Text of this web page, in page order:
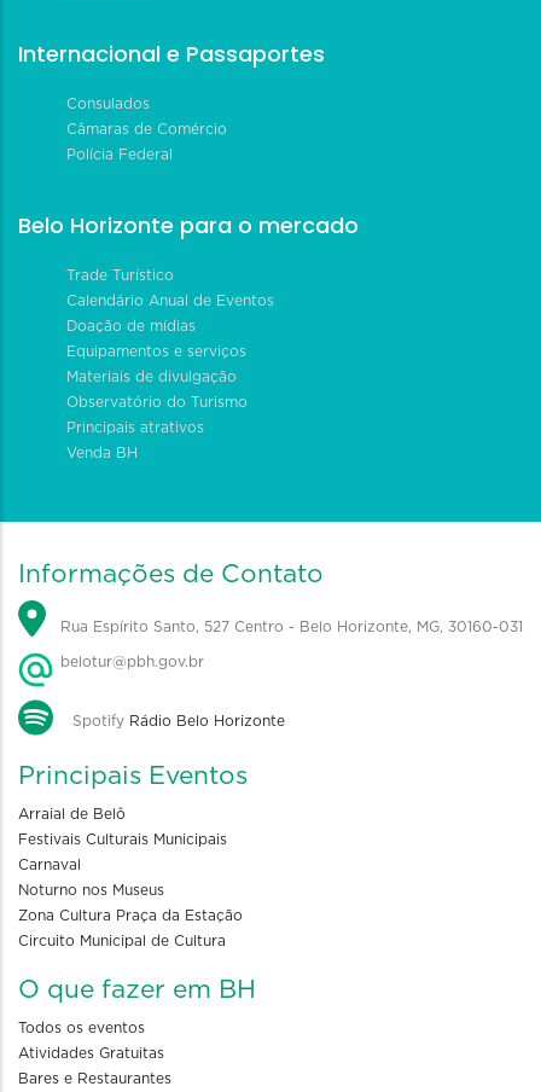
Internacional e Passaportes
Consulados
Câmaras de Comércio
Polícia Federal
Belo Horizonte para o mercado
Trade Turístico
Calendário Anual de Eventos
Doação de mídias
Equipamentos e serviços
Materiais de divulgação
Observatório do Turismo
Principais atrativos
Venda BH
Informações de Contato
Rua Espírito Santo, 527 Centro - Belo Horizonte, MG, 30160-031
belotur@pbh.gov.br
Spotify Rádio Belo Horizonte
Principais Eventos
Arraial de Belô
Festivais Culturais Municipais
Carnaval
Noturno nos Museus
Zona Cultura Praça da Estação
Circuito Municipal de Cultura
O que fazer em BH
Todos os eventos
Atividades Gratuitas
Bares e Restaurantes